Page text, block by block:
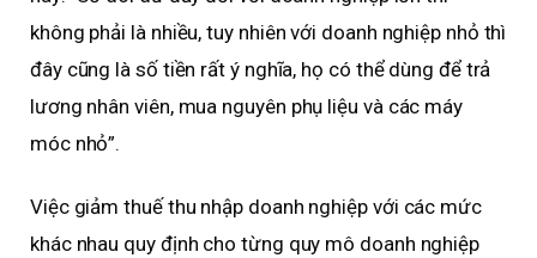
không phải là nhiều, tuy nhiên với doanh nghiệp nhỏ thì
đây cũng là số tiền rất ý nghĩa, họ có thể dùng để trả
lương nhân viên, mua nguyên phụ liệu và các máy
móc nhỏ”.
Việc giảm thuế thu nhập doanh nghiệp với các mức
khác nhau quy định cho từng quy mô doanh nghiệp